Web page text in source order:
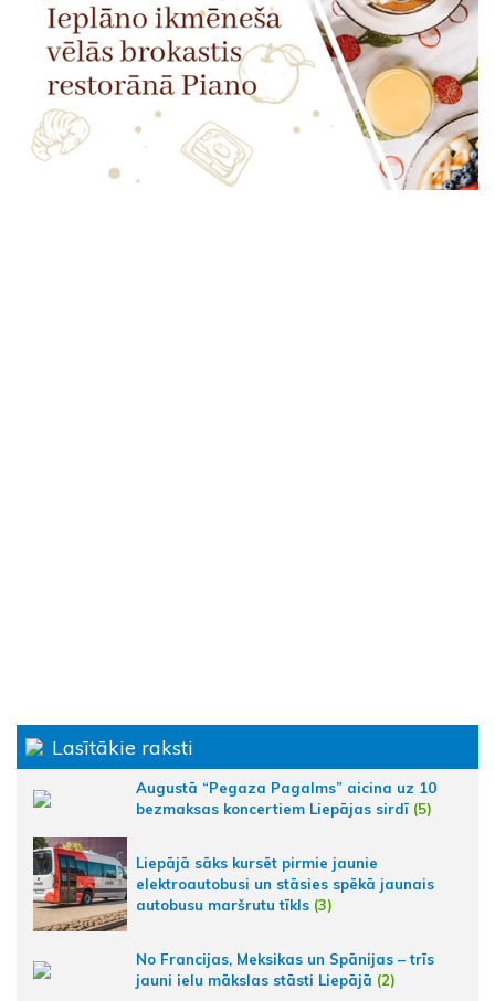
Lasītākie raksti
Augustā “Pegaza Pagalms” aicina uz 10
bezmaksas koncertiem Liepājas sirdī (5)
Liepājā sāks kursēt pirmie jaunie
elektroautobusi un stāsies spēkā jaunais
autobusu maršrutu tīkls (3)
No Francijas, Meksikas un Spānijas – trīs
jauni ielu mākslas stāsti Liepājā (2)